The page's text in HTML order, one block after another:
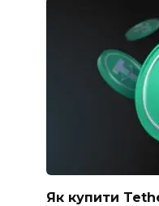
Як купити